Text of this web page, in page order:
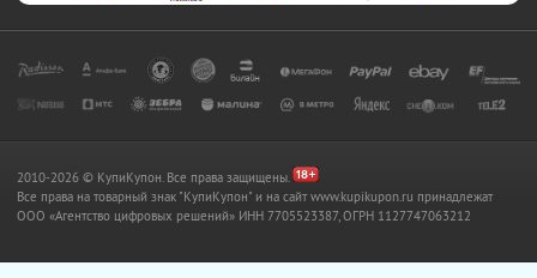
2010-2026 © КупиКупон. Все права защищены.
Все права на товарный знак "КупиКупон" и на сайт www.kupikupon.ru принадлежат
OOO «Агентство цифровых решений» ИНН 7705523387, ОГРН 1127747063212